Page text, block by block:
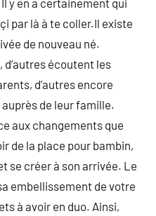
y en a certainement qui
par là à te coller.Il existe
de nouveau né.
écoutent les
d’autres encore
de leur famille.
aux changements que
de la place pour bambin,
se créer à son arrivée. Le
embellissement de votre
à avoir en duo. Ainsi,